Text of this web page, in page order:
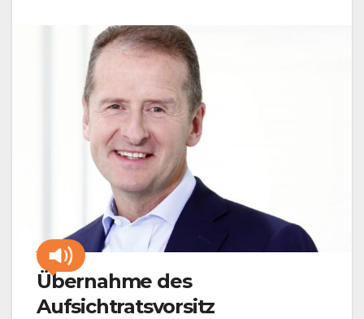
Übernahme des
Aufsichtratsvorsitz